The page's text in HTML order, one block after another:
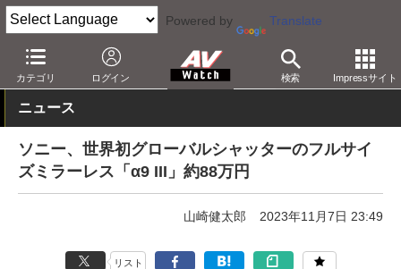
Powered by Translate
カテゴリ ログイン 検索 Impressサイト
AV Watch 製品 デジタルカメラ ソニー
ニュース
ソニー、世界初グローバルシャッターのフルサイ
ズミラーレス「α9 III」約88万円
山崎健太郎 2023年11月7日 23:49
リスト